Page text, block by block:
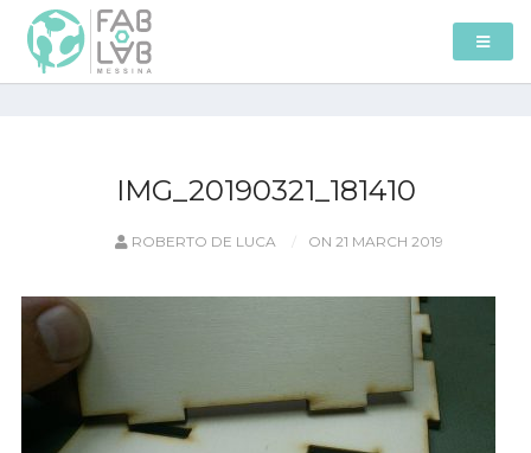
IMG_20190321_181410
ROBERTO DE LUCA ON 21 MARCH 2019